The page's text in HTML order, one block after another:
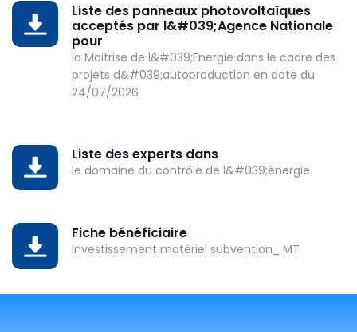
DOWNLOADListe des panneaux photovoltaïques
acceptés par l&#039;Agence Nationale
pour
la Maitrise de l&#039;Energie dans le cadre des
projets d&#039;autoproduction en date du
24/07/2026
DOWNLOADListe des experts dans
le domaine du contrôle de l&#039;énergie
DOWNLOADFiche bénéficiaire
Investissement matériel subvention_ MT
                        Comment je peux vous aider ?
Posez-moi des questions